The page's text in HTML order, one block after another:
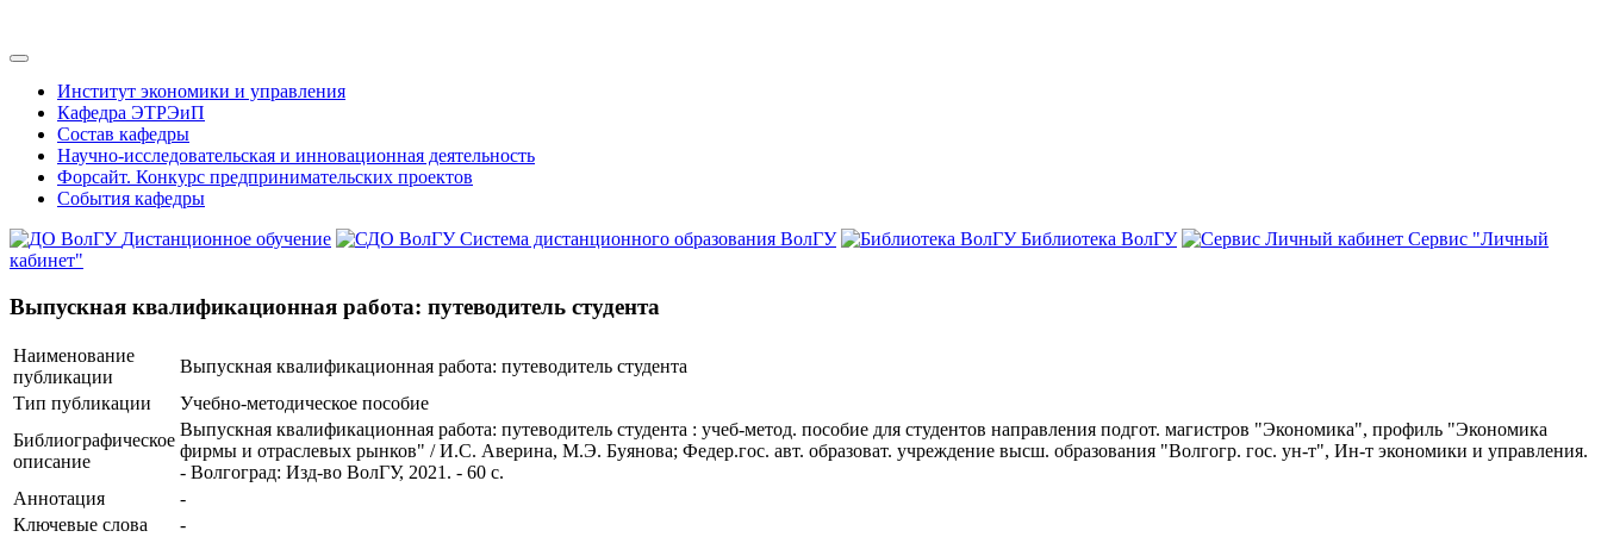
Институт экономики и управления
Кафедра ЭТРЭиП
Состав кафедры
Научно-исследовательская и инновационная деятельность
Форсайт. Конкурс предпринимательских проектов
События кафедры
Дистанционное обучение
Система дистанционного образования ВолГУ Библиотека ВолГУ
Сервис "Личный
кабинет"
Выпускная квалификационная работа: путеводитель студента
Наименование
публикации
Выпускная квалификационная работа: путеводитель студента
Тип публикации
Учебно-методическое пособие
Библиографическое
описание
Выпускная квалификационная работа: путеводитель студента : учеб-метод. пособие для студентов направления подгот. магистров "Экономика", профиль "Экономика
фирмы и отраслевых рынков" / И.С. Аверина, М.Э. Буянова; Федер.гос. авт. образоват. учреждение высш. образования "Волгогр. гос. ун-т", Ин-т экономики и управления.
- Волгоград: Изд-во ВолГУ, 2021. - 60 с.
Аннотация
-
Ключевые cлова
-